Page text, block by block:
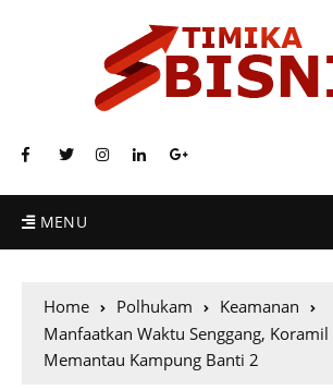
MENU
Home Polhukam
Keamanan
Manfaatkan Waktu Senggang,
Memantau Kampung Banti 2